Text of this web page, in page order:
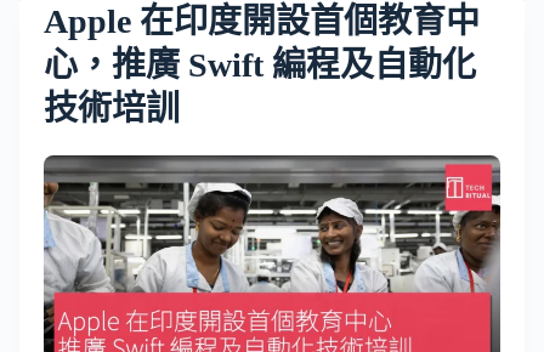
Apple 在印度開設首個教育中
心，推廣 Swift 編程及自動化
技術培訓